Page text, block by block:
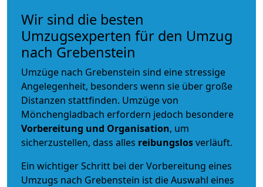
Wir sind die besten
Umzugsexperten für den Umzug
nach Grebenstein
Umzüge nach Grebenstein sind eine stressige
Angelegenheit, besonders wenn sie über große
Distanzen stattfinden. Umzüge von
Mönchengladbach erfordern jedoch besondere
Vorbereitung und Organisation, um
sicherzustellen, dass alles reibungslosverläuft.
Ein wichtiger Schritt bei der Vorbereitung eines
Umzugs nach Grebenstein ist die Auswahl eines